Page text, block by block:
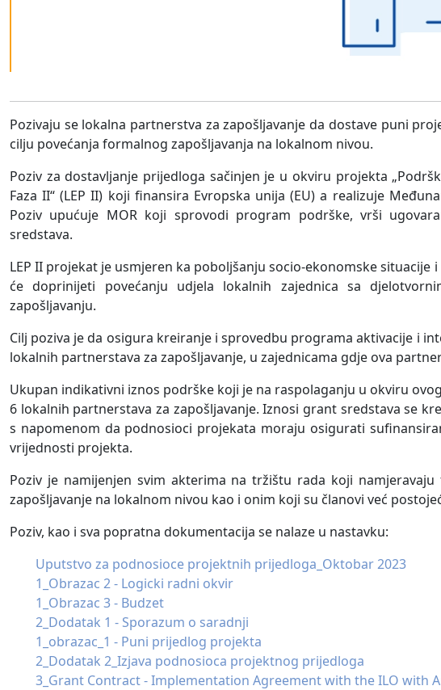
Pozivaju se lokalna partnerstva za zapošljavanje da dostave puni
cilju povećanja formalnog zapošljavanja na lokalnom nivou.
Poziv za dostavljanje prijedloga sačinjen je u okviru projekta
Faza II“ (LEP II) koji finansira Evropska unija (EU) a realizuje
Poziv upućuje MOR koji sprovodi program podrške, vrši
sredstava.
LEP II projekat je usmjeren ka poboljšanju socio-ekonomske situacije
će doprinijeti povećanju udjela lokalnih zajednica sa
zapošljavanju.
Cilj poziva je da osigura kreiranje i sprovedbu programa aktivacije i
lokalnih partnerstava za zapošljavanje, u zajednicama gdje ova
Ukupan indikativni iznos podrške koji je na raspolaganju u okviru
6 lokalnih partnerstava za zapošljavanje. Iznosi grant sredstava se
s napomenom da podnosioci projekata moraju osigurati
vrijednosti projekta.
Poziv je namijenjen svim akterima na tržištu rada koji
zapošljavanje na lokalnom nivou kao i onim koji su članovi već
Poziv, kao i sva popratna dokumentacija se nalaze u nastavku:
Uputstvo za podnosioce projektnih prijedloga_Oktobar 2023
1_Obrazac 2 - Logicki radni okvir
1_Obrazac 3 - Budzet
2_Dodatak 1 - Sporazum o saradnji
1_obrazac_1 - Puni prijedlog projekta
2_Dodatak 2_Izjava podnosioca projektnog prijedloga
3_Grant Contract - Implementation Agreement with the ILO with